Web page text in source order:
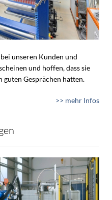
unseren Kunden und
und hoffen, dass sie
guten Gesprächen hatten.
>> mehr Infos